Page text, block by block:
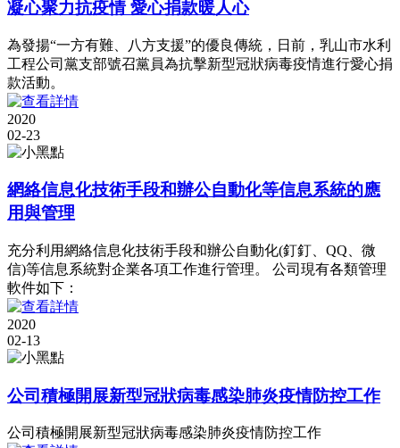
凝心聚力抗疫情 愛心捐款暖人心
為發揚“一方有難、八方支援”的優良傳統，日前，乳山市水利
工程公司黨支部號召黨員為抗擊新型冠狀病毒疫情進行愛心捐
款活動。
2020
02-23
網絡信息化技術手段和辦公自動化等信息系統的應
用與管理
充分利用網絡信息化技術手段和辦公自動化(釘釘、QQ、微
信)等信息系統對企業各項工作進行管理。 公司現有各類管理
軟件如下：
2020
02-13
公司積極開展新型冠狀病毒感染肺炎疫情防控工作
公司積極開展新型冠狀病毒感染肺炎疫情防控工作